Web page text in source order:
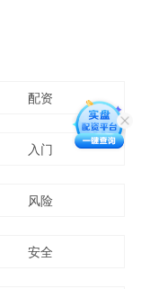
配资
入门
风险
安全